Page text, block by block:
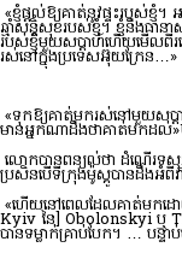
«ខ្ញុំផ្តល់ឱ្យគាត់នូវផ្ទះរបស់ខ្ញុំ
ឆ្មាំសន្តិសុខរបស់ខ្ញុំ។ ខ្ញុំនឹងធា
របស់ខ្ញុំមួយសប្តាហ៍ហើយមើលពីរ
រស់នៅក្នុងប្រទេសអ៊ុយក្រែន…»
«ទុក​ឱ្យ​គាត់​មក​រស់នៅ​មួយ​សប្ដ
មាន​អ្នក​ណា​ដឹង​ថា​គាត់​មក​ដល់
លោកបានពន្យល់ថា ដំណើរទស្ស
ប្រសិនបើទីក្រុងម៉ូស្គូបានដឹងអំពីវ
«ហើយនៅពេលដែលគាត់មកដោ
Kyiv នៃ] Obolonskyi ឬ
បានទម្លាក់គ្រាប់បែក។ … បន្